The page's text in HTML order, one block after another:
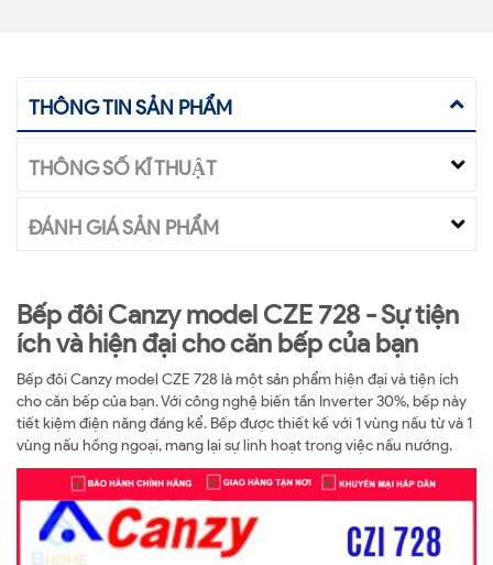
THÔNG TIN SẢN PHẨM
THÔNG SỐ KĨ THUẬT
ĐÁNH GIÁ SẢN PHẨM
Bếp đôi Canzy model CZE 728 - Sự tiện
ích và hiện đại cho căn bếp của bạn
Bếp đôi Canzy model CZE 728 là một sản phẩm hiện đại và tiện ích
cho căn bếp của bạn. Với công nghệ biến tần Inverter 30%, bếp này
tiết kiệm điện năng đáng kể. Bếp được thiết kế với 1 vùng nấu từ và 1
vùng nấu hồng ngoại, mang lại sự linh hoạt trong việc nấu nướng.